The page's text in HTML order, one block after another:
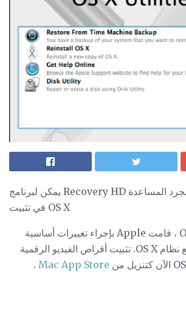
يمكن لبرنامج Recovery HD أن يفعل أكثر من مجرد المساعدة
في تثبيت OS X
مع تقديم OS X Lion ، قامت Apple بإجراء تغييرات أساسية
على كيفية بيع وتوزيع نظام OS X. تثبيت أقراص الفيديو الرقمية
Mac App Store
.